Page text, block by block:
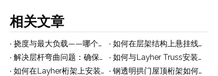
相关文章
挠度与最大负载——哪个更重要？
如何在层架结构上悬挂线阵列
解决层杆弯曲问题：确保结构稳定性和安全性
如何与Layher Truss安装展览亭
如何在Layher桁架上安装和修复LED屏幕
钢透明拱门屋顶桁架如何与Layher阶段结合